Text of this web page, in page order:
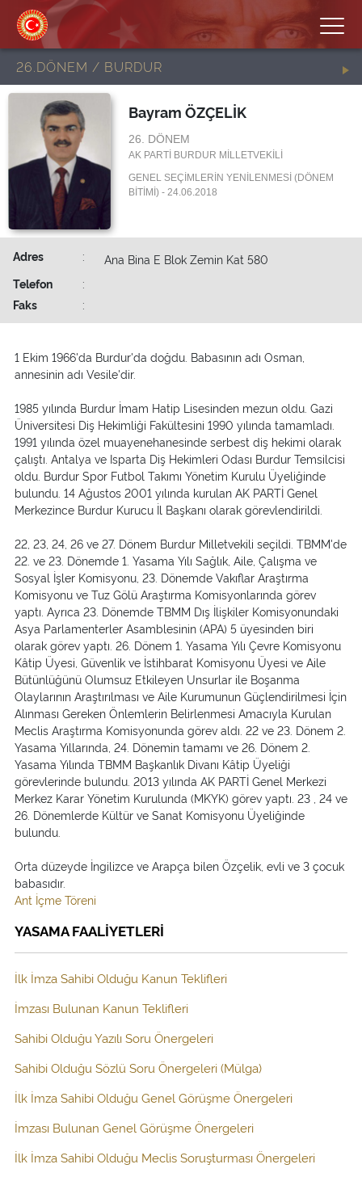
26.DÖNEM / BURDUR
Bayram ÖZÇELİK
26. DÖNEM
AK PARTİ BURDUR MİLLETVEKİLİ
GENEL SEÇİMLERİN YENİLENMESİ (DÖNEM
BİTİMİ) - 24.06.2018
Adres :
Ana Bina E Blok Zemin Kat 580
Telefon
:
Faks
:
1 Ekim 1966'da Burdur'da doğdu. Babasının adı Osman,
annesinin adı Vesile'dir.
1985 yılında Burdur İmam Hatip Lisesinden mezun oldu. Gazi
Üniversitesi Diş Hekimliği Fakültesini 1990 yılında tamamladı.
1991 yılında özel muayenehanesinde serbest diş hekimi olarak
çalıştı. Antalya ve Isparta Diş Hekimleri Odası Burdur Temsilcisi
oldu. Burdur Spor Futbol Takımı Yönetim Kurulu Üyeliğinde
bulundu. 14 Ağustos 2001 yılında kurulan AK PARTİ Genel
Merkezince Burdur Kurucu İl Başkanı olarak görevlendirildi.
22, 23, 24, 26 ve 27. Dönem Burdur Milletvekili seçildi. TBMM'de
22. ve 23. Dönemde 1. Yasama Yılı Sağlık, Aile, Çalışma ve
Sosyal İşler Komisyonu, 23. Dönemde Vakıflar Araştırma
Komisyonu ve Tuz Gölü Araştırma Komisyonlarında görev
yaptı. Ayrıca 23. Dönemde TBMM Dış İlişkiler Komisyonundaki
Asya Parlamenterler Asamblesinin (APA) 5 üyesinden biri
olarak görev yaptı. 26. Dönem 1. Yasama Yılı Çevre Komisyonu
Kâtip Üyesi, Güvenlik ve İstihbarat Komisyonu Üyesi ve Aile
Bütünlüğünü Olumsuz Etkileyen Unsurlar ile Boşanma
Olaylarının Araştırılması ve Aile Kurumunun Güçlendirilmesi İçin
Alınması Gereken Önlemlerin Belirlenmesi Amacıyla Kurulan
Meclis Araştırma Komisyonunda görev aldı. 22 ve 23. Dönem 2.
Yasama Yıllarında, 24. Dönemin tamamı ve 26. Dönem 2.
Yasama Yılında TBMM Başkanlık Divanı Kâtip Üyeliği
görevlerinde bulundu. 2013 yılında AK PARTİ Genel Merkezi
Merkez Karar Yönetim Kurulunda (MKYK) görev yaptı. 23 , 24 ve
26. Dönemlerde Kültür ve Sanat Komisyonu Üyeliğinde
bulundu.
Orta düzeyde İngilizce ve Arapça bilen Özçelik, evli ve 3 çocuk
babasıdır.
Ant İçme Töreni
YASAMA FAALİYETLERİ
İlk İmza Sahibi Olduğu Kanun Teklifleri
İmzası Bulunan Kanun Teklifleri
Sahibi Olduğu Yazılı Soru Önergeleri
Sahibi Olduğu Sözlü Soru Önergeleri (Mülga)
İlk İmza Sahibi Olduğu Genel Görüşme Önergeleri
İmzası Bulunan Genel Görüşme Önergeleri
İlk İmza Sahibi Olduğu Meclis Soruşturması Önergeleri